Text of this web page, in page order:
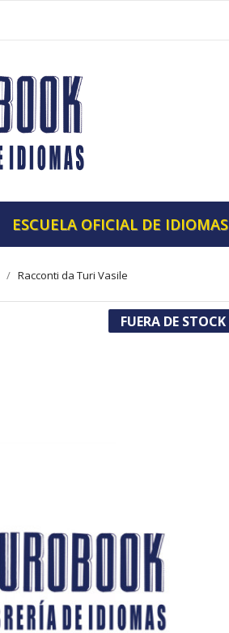
ESCUELA OFICIAL DE IDIOMAS
Racconti da Turi Vasile
FUERA DE STOCK